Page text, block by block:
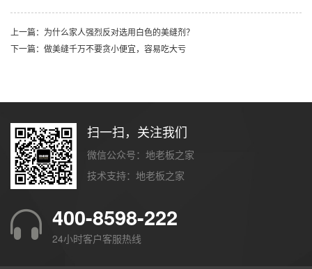
上一篇：为什么家人强烈反对选用白色的美缝剂？
下一篇：做美缝千万不要贪小便宜，容易吃大亏
扫一扫，关注我们
微信公众号：地老板之家
技术支持： 地老板之家
400-8598-222
24小时客户客服热线